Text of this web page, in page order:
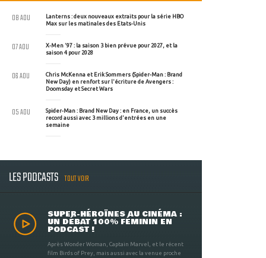
Lanterns : deux nouveaux extraits pour la série HBO
Max sur les matinales des Etats-Unis
08 AOU
X-Men '97 : la saison 3 bien prévue pour 2027, et la
saison 4 pour 2028
07 AOU
Chris McKenna et Erik Sommers (Spider-Man : Brand
New Day) en renfort sur l'écriture de Avengers :
Doomsday et Secret Wars
06 AOU
Spider-Man : Brand New Day : en France, un succès
record aussi avec 3 millions d'entrées en une
semaine
05 AOU
LES PODCASTS TOUT VOIR
SUPER-HÉROÏNES AU CINÉMA :
UN DÉBAT 100% FÉMININ EN
PODCAST !
Après Wonder Woman, Captain Marvel, et le récent
film Birds of Prey, mais aussi avec la venue proche